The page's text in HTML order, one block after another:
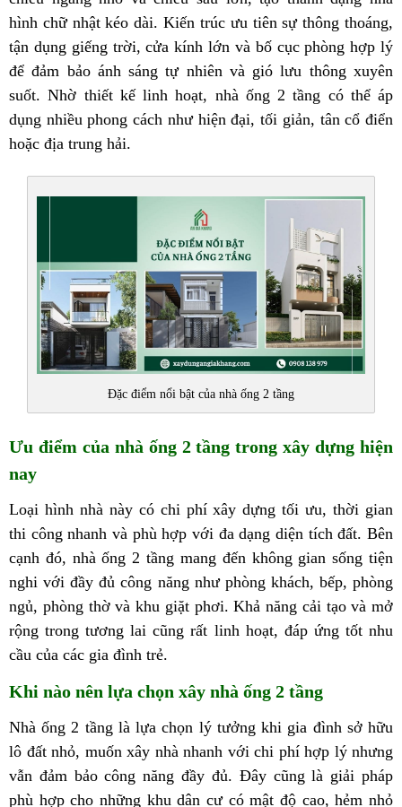
hình chữ nhật kéo dài. Kiến trúc ưu tiên sự thông thoáng,
tận dụng giếng trời, cửa kính lớn và bố cục phòng hợp lý
để đảm bảo ánh sáng tự nhiên và gió lưu thông xuyên
suốt. Nhờ thiết kế linh hoạt, nhà ống 2 tầng có thể áp
dụng nhiều phong cách như hiện đại, tối giản, tân cổ điển
hoặc địa trung hải.
Đặc điểm nổi bật của nhà ống 2 tầng
Ưu điểm của nhà ống 2 tầng trong xây dựng hiện
nay
Loại hình nhà này có chi phí xây dựng tối ưu, thời gian
thi công nhanh và phù hợp với đa dạng diện tích đất. Bên
cạnh đó, nhà ống 2 tầng mang đến không gian sống tiện
nghi với đầy đủ công năng như phòng khách, bếp, phòng
ngủ, phòng thờ và khu giặt phơi. Khả năng cải tạo và mở
rộng trong tương lai cũng rất linh hoạt, đáp ứng tốt nhu
cầu của các gia đình trẻ.
Khi nào nên lựa chọn xây nhà ống 2 tầng
Nhà ống 2 tầng là lựa chọn lý tưởng khi gia đình sở hữu
lô đất nhỏ, muốn xây nhà nhanh với chi phí hợp lý nhưng
vẫn đảm bảo công năng đầy đủ. Đây cũng là giải pháp
phù hợp cho những khu dân cư có mật độ cao, hẻm nhỏ